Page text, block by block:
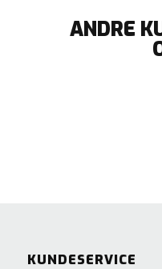
ANDRE
KUNDESERVICE